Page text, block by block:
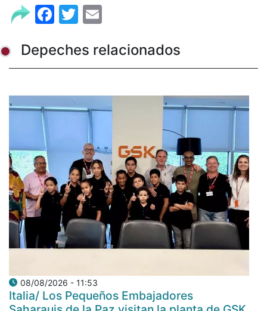
Facebook
Twitter
Depeches relacionados
08/08/2026 - 11:53
Italia/ Los Pequeños Embajadores